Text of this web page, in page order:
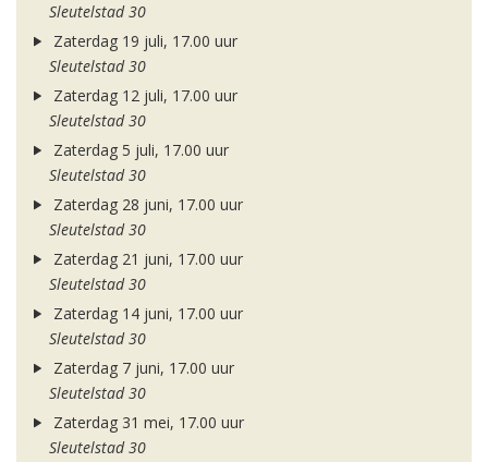
Sleutelstad 30
Zaterdag 19 juli, 17.00 uur
Sleutelstad 30
Zaterdag 12 juli, 17.00 uur
Sleutelstad 30
Zaterdag 5 juli, 17.00 uur
Sleutelstad 30
Zaterdag 28 juni, 17.00 uur
Sleutelstad 30
Zaterdag 21 juni, 17.00 uur
Sleutelstad 30
Zaterdag 14 juni, 17.00 uur
Sleutelstad 30
Zaterdag 7 juni, 17.00 uur
Sleutelstad 30
Zaterdag 31 mei, 17.00 uur
Sleutelstad 30